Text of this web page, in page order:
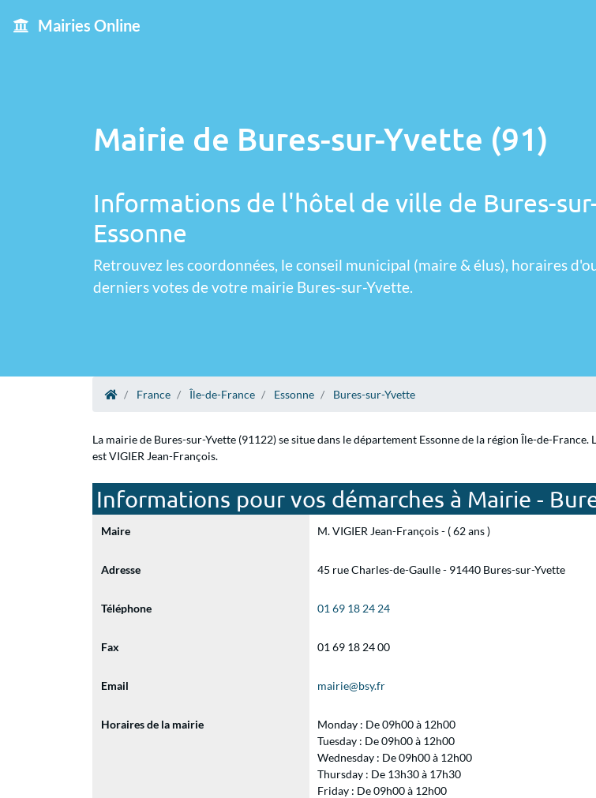
Mairies Online
Mairie de Bures-sur-Yvette (91)
Informations de l'hôtel de ville de Bures-
Essonne
Retrouvez les coordonnées, le conseil municipal (maire & élus), horaires
derniers votes de votre mairie Bures-sur-Yvette.
France Île-de-France Essonne Bures-sur-Yvette
La mairie de Bures-sur-Yvette (91122) se situe dans le département Essonne de la région Île-de-
est VIGIER Jean-François.
Informations pour vos démarches à Mairie -
Maire M. VIGIER Jean-François - ( 62 ans )
Adresse 45 rue Charles-de-Gaulle - 91440 Bures-sur-Yvette
Téléphone 01 69 18 24 24
Fax 01 69 18 24 00
Email mairie@bsy.fr
Horaires de la mairie
Monday : De 09h00 à 12h00
Tuesday : De 09h00 à 12h00
Wednesday : De 09h00 à 12h00
Thursday : De 13h30 à 17h30
Friday : De 09h00 à 12h00